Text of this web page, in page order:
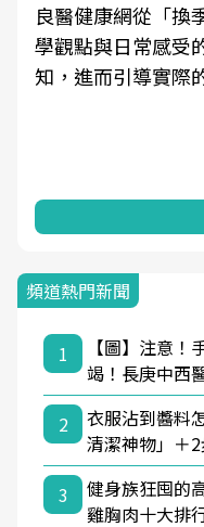
良醫健康網從「換
學觀點與日常感受
知，進而引導實際
頻道熱門新聞
1
【圖】注意
竭！長庚中西
2
衣服沾到醬料
清潔神物」＋
3
健身族狂囤的
雞胸肉十大排